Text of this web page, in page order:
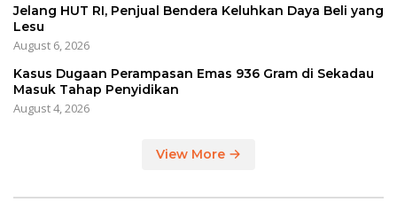
Jelang HUT RI, Penjual Bendera Keluhkan Daya Beli yang
Lesu
August 6, 2026
Kasus Dugaan Perampasan Emas 936 Gram di Sekadau
Masuk Tahap Penyidikan
August 4, 2026
View More